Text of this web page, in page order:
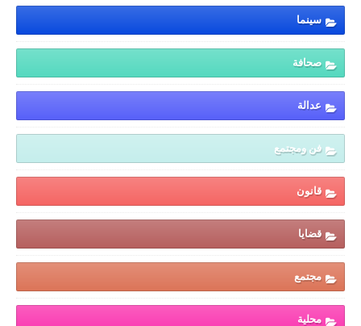
سينما
صحافة
عدالة
فن ومجتمع
قانون
قضايا
مجتمع
محلية